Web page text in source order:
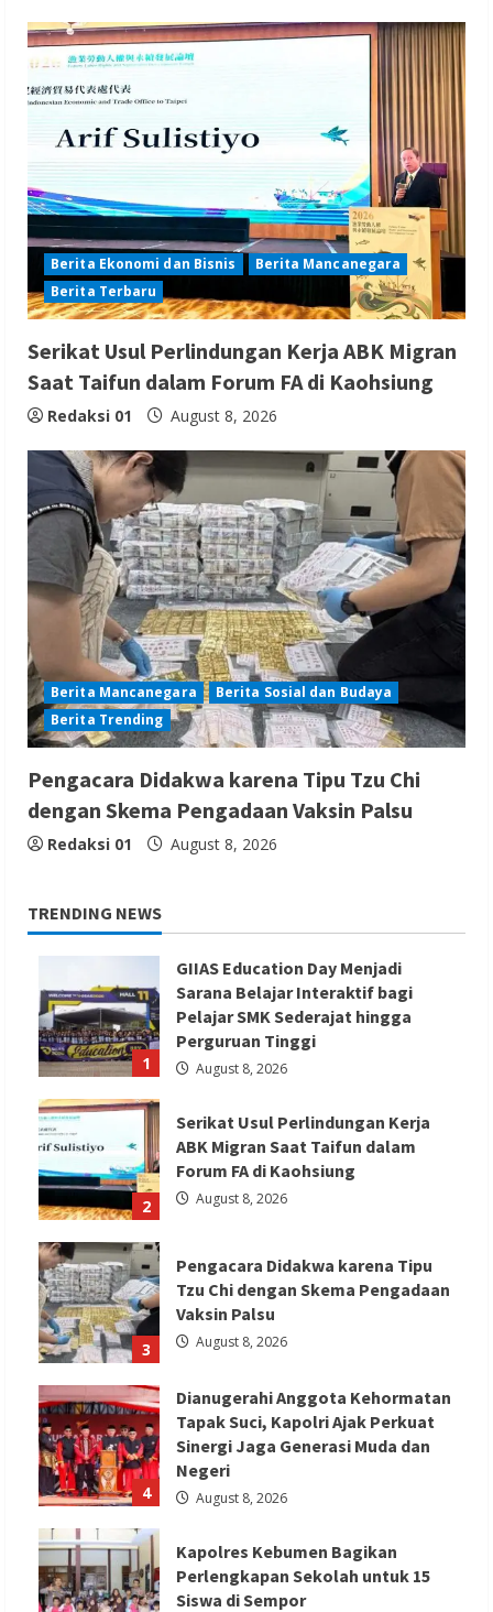
Berita Ekonomi dan Bisnis
Berita Mancanegara
Berita Terbaru
Serikat Usul Perlindungan Kerja ABK Migran
Saat Taifun dalam Forum FA di Kaohsiung
Redaksi 01 August 8, 2026
Berita Mancanegara
Berita Sosial dan Budaya
Berita Trending
Pengacara Didakwa karena Tipu Tzu Chi
dengan Skema Pengadaan Vaksin Palsu
Redaksi 01 August 8, 2026
TRENDING NEWS
1
GIIAS Education Day Menjadi
Sarana Belajar Interaktif bagi
Pelajar SMK Sederajat hingga
Perguruan Tinggi
August 8, 2026
2
Serikat Usul Perlindungan Kerja
ABK Migran Saat Taifun dalam
Forum FA di Kaohsiung
August 8, 2026
3
Pengacara Didakwa karena Tipu
Tzu Chi dengan Skema Pengadaan
Vaksin Palsu
August 8, 2026
4
Dianugerahi Anggota Kehormatan
Tapak Suci, Kapolri Ajak Perkuat
Sinergi Jaga Generasi Muda dan
Negeri
August 8, 2026
Kapolres Kebumen Bagikan
Perlengkapan Sekolah untuk 15
Siswa di Sempor